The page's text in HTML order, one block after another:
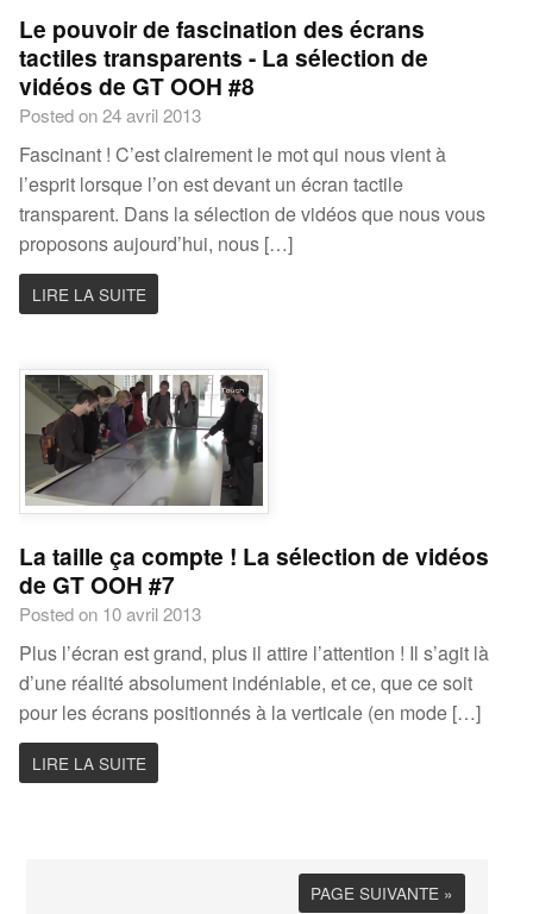
Le pouvoir de fascination des écrans
tactiles transparents - La sélection de
vidéos de GT OOH #8
Posted on 24 avril 2013
Fascinant ! C’est clairement le mot qui nous vient à
l’esprit lorsque l’on est devant un écran tactile
transparent. Dans la sélection de vidéos que nous vous
proposons aujourd’hui, nous […]
LIRE LA SUITE
La taille ça compte ! La sélection de vidéos
de GT OOH #7
Posted on 10 avril 2013
Plus l’écran est grand, plus il attire l’attention ! Il s’agit là
d’une réalité absolument indéniable, et ce, que ce soit
pour les écrans positionnés à la verticale (en mode […]
LIRE LA SUITE
PAGE SUIVANTE »